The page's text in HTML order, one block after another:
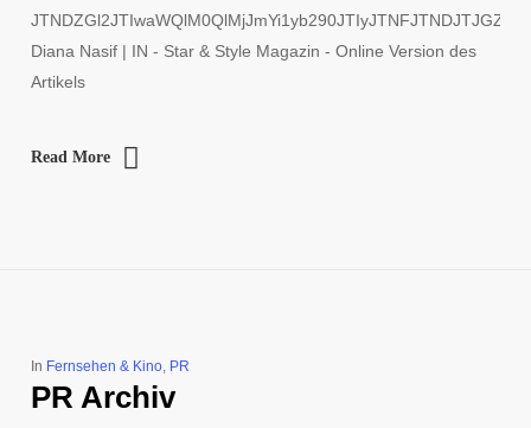
Diana Nasif | IN - Star & Style Magazin - Online Version des
Artikels
Read More
In Fernsehen & Kino, PR
PR Archiv